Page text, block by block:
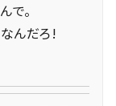
で。
んだろ!